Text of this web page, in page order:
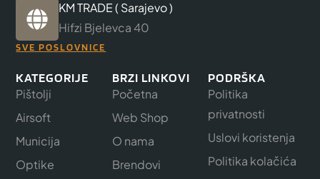
KM TRADE ( Sarajevo )
Hifzi Bjelevca 40
SVE POSLOVNICE
KATEGORIJE
Pištolji
Airsoft
Municija
Optike
BRZI LINKOVI
Početna
Web Shop
O nama
Brendovi
PODRŠKA
Politika
privatnosti
Uslovi koristenja
Politika kolačića